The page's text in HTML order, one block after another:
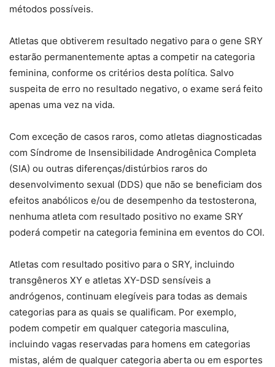
métodos possíveis.
Atletas que obtiverem resultado negativo para o gene SRY
estarão permanentemente aptas a competir na categoria
feminina, conforme os critérios desta política. Salvo
suspeita de erro no resultado negativo, o exame será feito
apenas uma vez na vida.
Com exceção de casos raros, como atletas diagnosticadas
com Síndrome de Insensibilidade Androgênica Completa
(SIA) ou outras diferenças/distúrbios raros do
desenvolvimento sexual (DDS) que não se beneficiam dos
efeitos anabólicos e/ou de desempenho da testosterona,
nenhuma atleta com resultado positivo no exame SRY
poderá competir na categoria feminina em eventos do COI.
Atletas com resultado positivo para o SRY, incluindo
transgêneros XY e atletas XY-DSD sensíveis a
andrógenos, continuam elegíveis para todas as demais
categorias para as quais se qualificam. Por exemplo,
podem competir em qualquer categoria masculina,
incluindo vagas reservadas para homens em categorias
mistas, além de qualquer categoria aberta ou em esportes